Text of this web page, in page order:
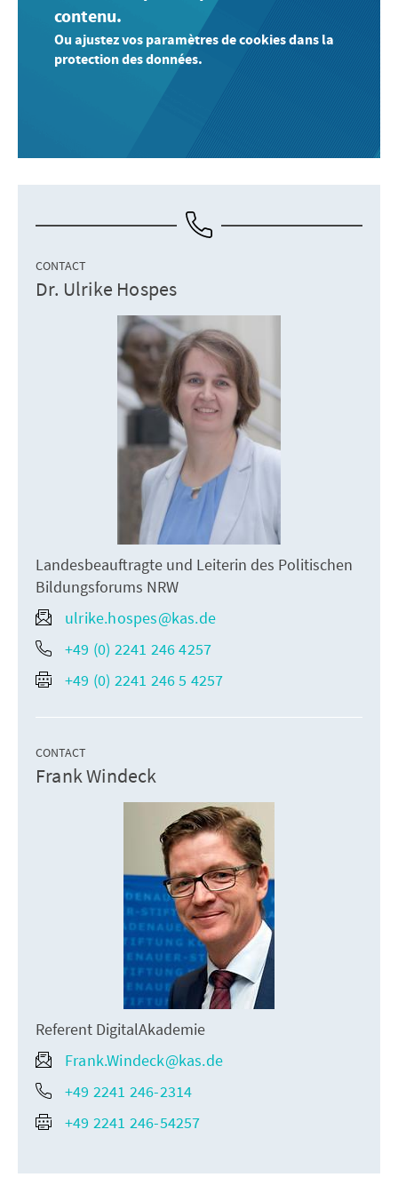
contenu.
Ou ajustez vos paramètres de cookies dans la
protection des données.
CONTACT
Dr. Ulrike Hospes
Landesbeauftragte und Leiterin des Politischen
Bildungsforums NRW
ulrike.hospes@kas.de
+49 (0) 2241 246 4257
+49 (0) 2241 246 5 4257
CONTACT
Frank Windeck
Referent DigitalAkademie
Frank.Windeck@kas.de
+49 2241 246-2314
+49 2241 246-54257